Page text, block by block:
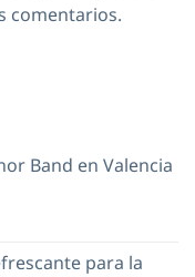
comentarios.
Band en Valencia
para la